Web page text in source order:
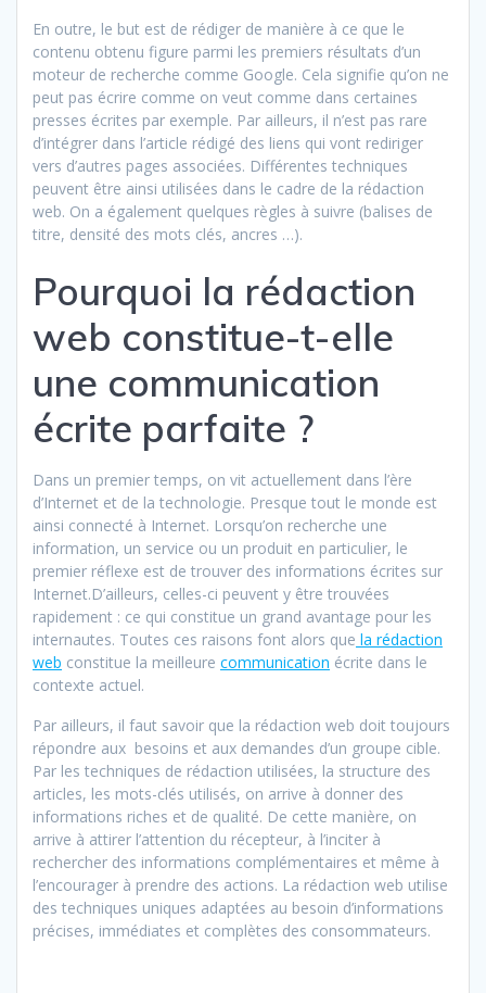
En outre, le but est de rédiger de manière à ce que le
contenu obtenu figure parmi les premiers résultats d’un
moteur de recherche comme Google. Cela signifie qu’on ne
peut pas écrire comme on veut comme dans certaines
presses écrites par exemple. Par ailleurs, il n’est pas rare
d’intégrer dans l’article rédigé des liens qui vont rediriger
vers d’autres pages associées. Différentes techniques
peuvent être ainsi utilisées dans le cadre de la rédaction
web. On a également quelques règles à suivre (balises de
titre, densité des mots clés, ancres …).
Pourquoi la rédaction
web constitue-t-elle
une communication
écrite parfaite ?
Dans un premier temps, on vit actuellement dans l’ère
d’Internet et de la technologie. Presque tout le monde est
ainsi connecté à Internet. Lorsqu’on recherche une
information, un service ou un produit en particulier, le
premier réflexe est de trouver des informations écrites sur
Internet.D’ailleurs, celles-ci peuvent y être trouvées
rapidement : ce qui constitue un grand avantage pour les
internautes. Toutes ces raisons font alors que la rédaction
web constitue la meilleure communication écrite dans le
contexte actuel.
Par ailleurs, il faut savoir que la rédaction web doit toujours
répondre aux besoins et aux demandes d’un groupe cible.
Par les techniques de rédaction utilisées, la structure des
articles, les mots-clés utilisés, on arrive à donner des
informations riches et de qualité. De cette manière, on
arrive à attirer l’attention du récepteur, à l’inciter à
rechercher des informations complémentaires et même à
l’encourager à prendre des actions. La rédaction web utilise
des techniques uniques adaptées au besoin d’informations
précises, immédiates et complètes des consommateurs.